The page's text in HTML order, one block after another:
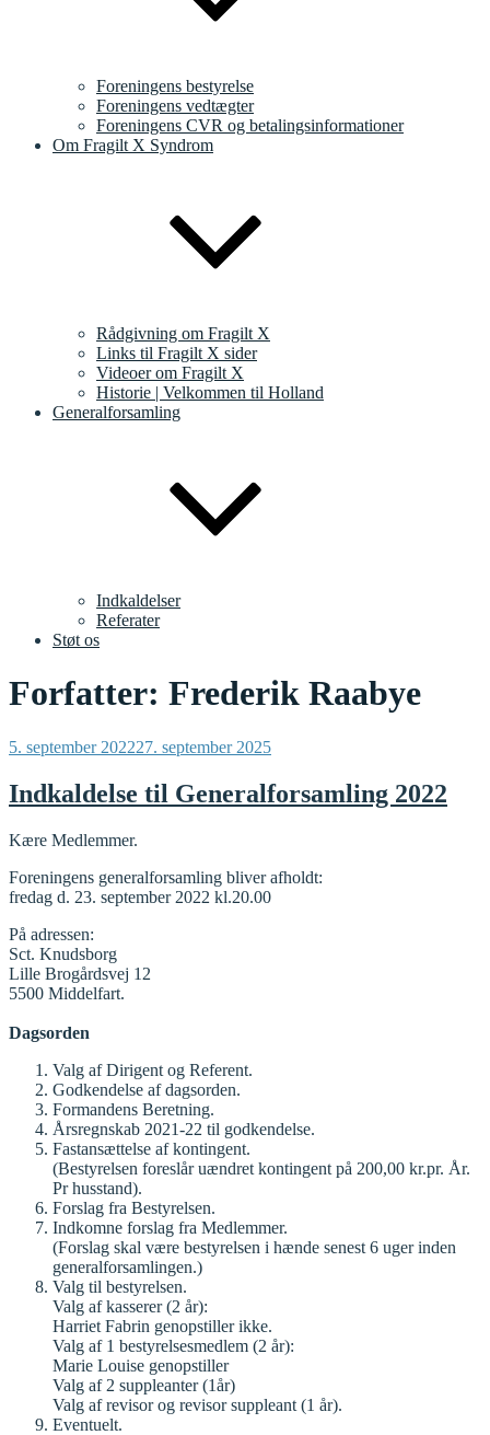
Foreningens bestyrelse
Foreningens vedtægter
Foreningens CVR og betalingsinformationer
Om Fragilt X Syndrom
Rådgivning om Fragilt X
Links til Fragilt X sider
Videoer om Fragilt X
Historie | Velkommen til Holland
Generalforsamling
Indkaldelser
Referater
Støt os
Forfatter: Frederik Raabye
Udgivet
5. september 202227. september 2025
Indkaldelse til Generalforsamling 2022
Kære Medlemmer.
Foreningens generalforsamling bliver afholdt:
fredag d. 23. september 2022 kl.20.00
På adressen:
Sct. Knudsborg
Lille Brogårdsvej 12
5500 Middelfart.
Dagsorden
Valg af Dirigent og Referent.
Godkendelse af dagsorden.
Formandens Beretning.
Årsregnskab 2021-22 til godkendelse.
Fastansættelse af kontingent.
(Bestyrelsen foreslår uændret kontingent på 200,00 kr.pr. År.
Pr husstand).
Forslag fra Bestyrelsen.
Indkomne forslag fra Medlemmer.
(Forslag skal være bestyrelsen i hænde senest 6 uger inden
generalforsamlingen.)
Valg til bestyrelsen.
Valg af kasserer (2 år):
Harriet Fabrin genopstiller ikke.
Valg af 1 bestyrelsesmedlem (2 år):
Marie Louise genopstiller
Valg af 2 suppleanter (1år)
Valg af revisor og revisor suppleant (1 år).
Eventuelt.